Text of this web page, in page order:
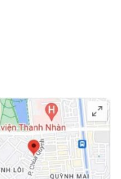
sang trọng
Uy Tín Cho